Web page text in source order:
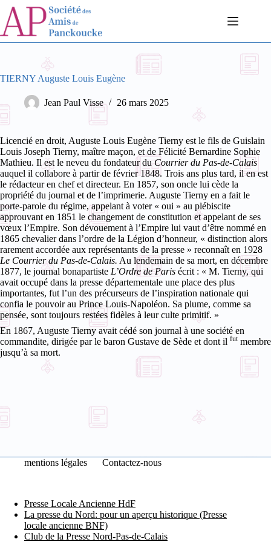
Passer
contenu
TIERNY Auguste Louis Eugène
Jean Paul Visse 26 mars 2025
Licencié en droit, Auguste Louis Eugène Tierny est le fils de Guislain
Louis Joseph Tierny, maître maçon, et de Félicité Bernardine Sophie
Mathieu. Il est le neveu du fondateur duCourrier du Pas-de-Calais
auquel il collabore à partir de février 1848. Trois ans plus tard, il en est
le rédacteur en chef et directeur. En 1857, son oncle lui cède la
propriété du journal et de l’imprimerie. Auguste Tierny en a fait le
porte-parole du régime, appelant à voter « oui » au plébiscite
approuvant en 1851 le changement de constitution et appelant de ses
vœux l’Empire. Son dévouement à l’Empire lui vaut d’être nommé en
1865 chevalier dans l’ordre de la Légion d’honneur, « distinction alors
rarement accordée aux représentants de la presse » reconnaît en 1928
Le Courrier du Pas-de-Calais. Au lendemain de sa mort, en décembre
1877, le journal bonapartiste L’Ordre de Paris écrit : « M. Tierny, qui
avait occupé dans la presse départementale une place des plus
importantes, fut l’un des précurseurs de l’inspiration nationale qui
confia le pouvoir au Prince Louis-Napoléon. Sa plume, comme sa
pensée, sont toujours restées fidèles à leur culte primitif. »
En 1867, Auguste Tierny avait cédé son journal à une société en
commandite, dirigée par le baron Gustave de Sède et dont il futmembre
jusqu’à sa mort.
mentions légales Contactez-nous
Presse Locale Ancienne HdF
La presse du Nord: pour un aperçu historique (Presse
locale ancienne BNF)
Club de la Presse Nord-Pas-de-Calais